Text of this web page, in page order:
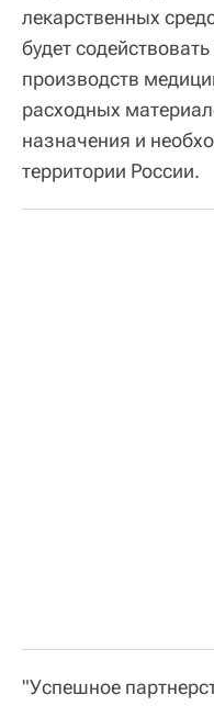
лекарственных
будет
производств
расходных
назначения и
территории России.
"Успешное